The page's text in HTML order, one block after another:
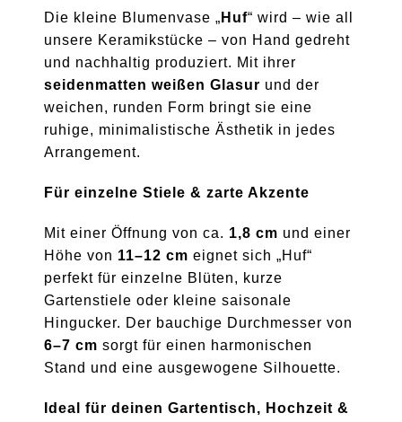
Die kleine Blumenvase „ Huf“ wird – wie all
unsere Keramikstücke – von Hand gedreht
und nachhaltig produziert. Mit ihrer
seidenmatten weißen Glasur und der
weichen, runden Form bringt sie eine
ruhige, minimalistische Ästhetik in jedes
Arrangement.
Für einzelne Stiele & zarte Akzente
Mit einer Öffnung von ca. 1,8 cm und einer
Höhe von 11–12 cm eignet sich „Huf“
perfekt für einzelne Blüten, kurze
Gartenstiele oder kleine saisonale
Hingucker. Der bauchige Durchmesser von
6–7 cm sorgt für einen harmonischen
Stand und eine ausgewogene Silhouette.
Ideal für deinen Gartentisch, Hochzeit &